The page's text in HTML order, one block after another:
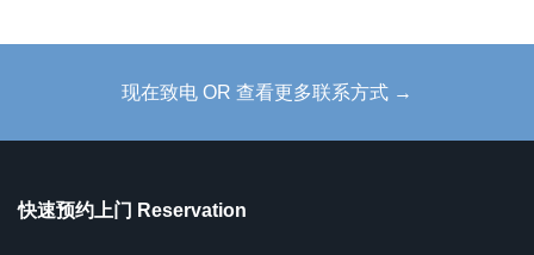
现在致电 OR 查看更多联系方式 →
快速预约上门 Reservation